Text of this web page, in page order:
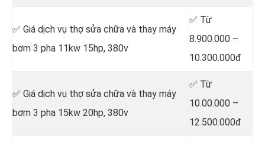
✅ Giá dịch vụ thợ sửa chữa và thay máy
bơm 3 pha 11kw 15hp, 380v
✅ Từ
8.900.000 –
10.300.000đ
✅ Giá dịch vụ thợ sửa chữa và thay máy
bơm 3 pha 15kw 20hp, 380v
✅ Từ
10.00.000 –
12.500.000đ